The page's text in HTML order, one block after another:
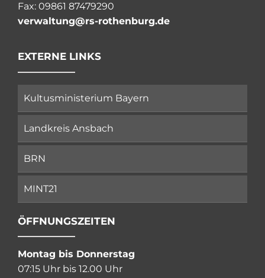
Fax: 09861 87479290
verwaltung@rs-rothenburg.de
EXTERNE LINKS
Kultusministerium Bayern
Landkreis Ansbach
BRN
MINT21
ÖFFNUNGSZEITEN
Montag bis Donnerstag
07:15 Uhr bis 12.00 Uhr